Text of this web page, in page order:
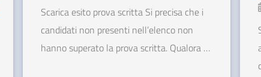
Scarica esito prova scritta Si precisa che i
candidati non presenti nell’elenco non
hanno superato la prova scritta. Qualora …